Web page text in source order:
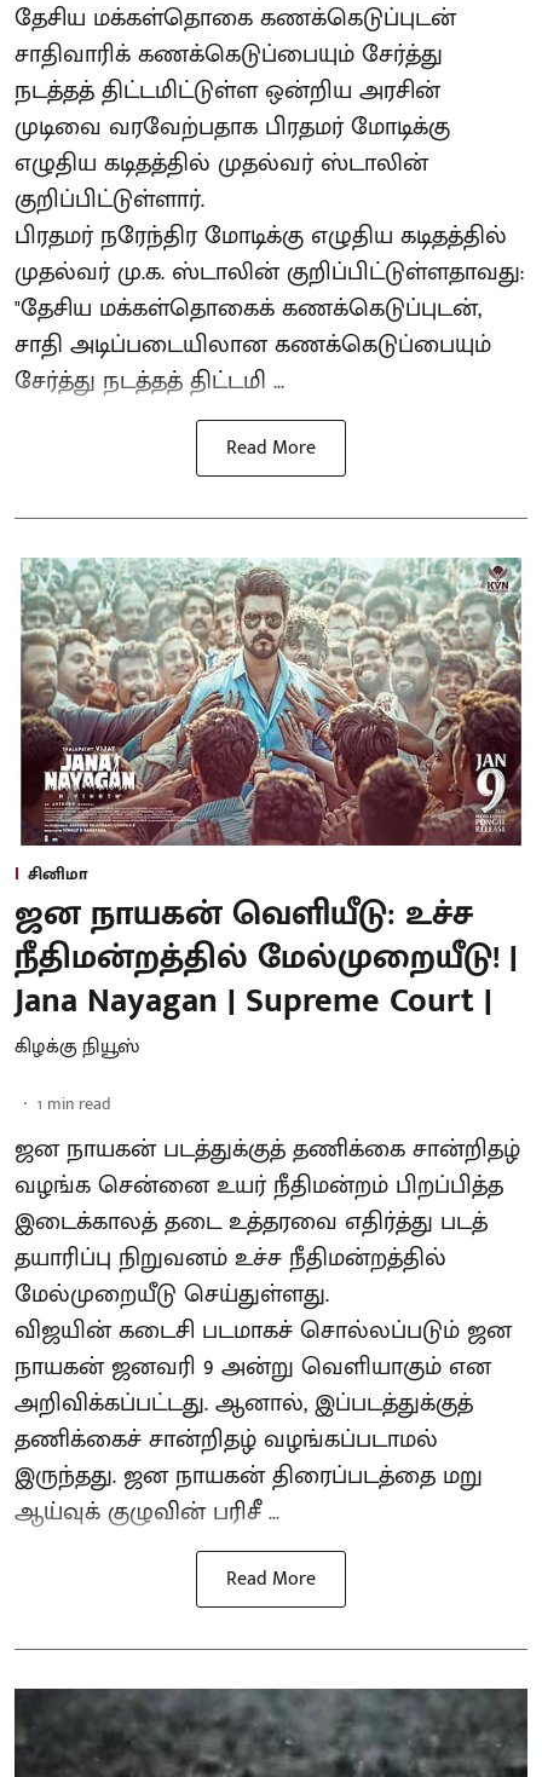
தேசிய மக்கள்தொகை கணக்கெடுப்புடன்
சாதிவாரிக் கணக்கெடுப்பையும் சேர்த்து
நடத்தத் திட்டமிட்டுள்ள ஒன்றிய அரசின்
முடிவை வரவேற்பதாக பிரதமர் மோடிக்கு
எழுதிய கடிதத்தில் முதல்வர் ஸ்டாலின்
குறிப்பிட்டுள்ளார்.
பிரதமர் நரேந்திர மோடிக்கு எழுதிய கடிதத்தில்
முதல்வர் மு.க. ஸ்டாலின் குறிப்பிட்டுள்ளதாவது:
"தேசிய மக்கள்தொகைக் கணக்கெடுப்புடன்,
சாதி அடிப்படையிலான கணக்கெடுப்பையும்
சேர்த்து நடத்தத் திட்டமி ...
Read More
சினிமா
ஜன நாயகன் வெளியீடு: உச்ச
நீதிமன்றத்தில் மேல்முறையீடு! |
Jana Nayagan | Supreme Court |
கிழக்கு நியூஸ்
1 min read
ஜன நாயகன் படத்துக்குத் தணிக்கை சான்றிதழ்
வழங்க சென்னை உயர் நீதிமன்றம் பிறப்பித்த
இடைக்காலத் தடை உத்தரவை எதிர்த்து படத்
தயாரிப்பு நிறுவனம் உச்ச நீதிமன்றத்தில்
மேல்முறையீடு செய்துள்ளது.
விஜயின் கடைசி படமாகச் சொல்லப்படும் ஜன
நாயகன் ஜனவரி 9 அன்று வெளியாகும் என
அறிவிக்கப்பட்டது. ஆனால், இப்படத்துக்குத்
தணிக்கைச் சான்றிதழ் வழங்கப்படாமல்
இருந்தது. ஜன நாயகன் திரைப்படத்தை மறு
ஆய்வுக் குழுவின் பரிசீ ...
Read More